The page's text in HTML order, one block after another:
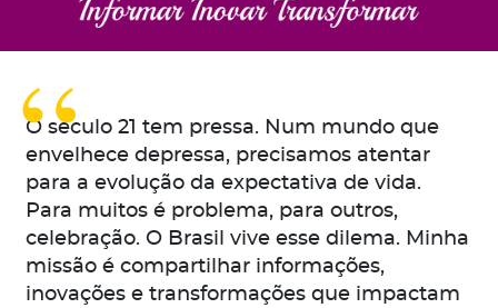
O século 21 tem pressa. Num mundo que
envelhece depressa, precisamos atentar
para a evolução da expectativa de vida.
Para muitos é problema, para outros,
celebração. O Brasil vive esse dilema. Minha
missão é compartilhar informações,
inovações e transformações que impactam